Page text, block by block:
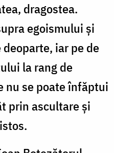
dragostea.
egoismului şi
iar pe de
la rang de
nu se poate înfăptui
prin ascultare şi